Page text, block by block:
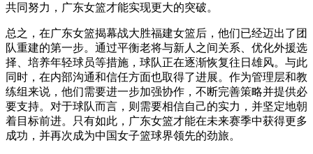
共同努力，广东女篮才能实现更大的突破。
总之，在广东女篮揭幕战大胜福建女篮后，他们已经迈出了团
队重建的第一步。通过平衡老将与新人之间关系、优化外援选
择、培养年轻球员等措施，球队正在逐渐恢复往日雄风。与此
同时，在内部沟通和信任方面也取得了进展。作为管理层和教
练组来说，他们需要进一步加强协作，不断完善策略并提供必
要支持。对于球队而言，则需要相信自己的实力，并坚定地朝
着目标前进。只有如此，广东女篮才能在未来赛季中获得更多
成功，并再次成为中国女子篮球界领先的劲旅。